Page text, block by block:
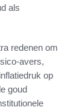
als
redenen om
avers,
op
goud